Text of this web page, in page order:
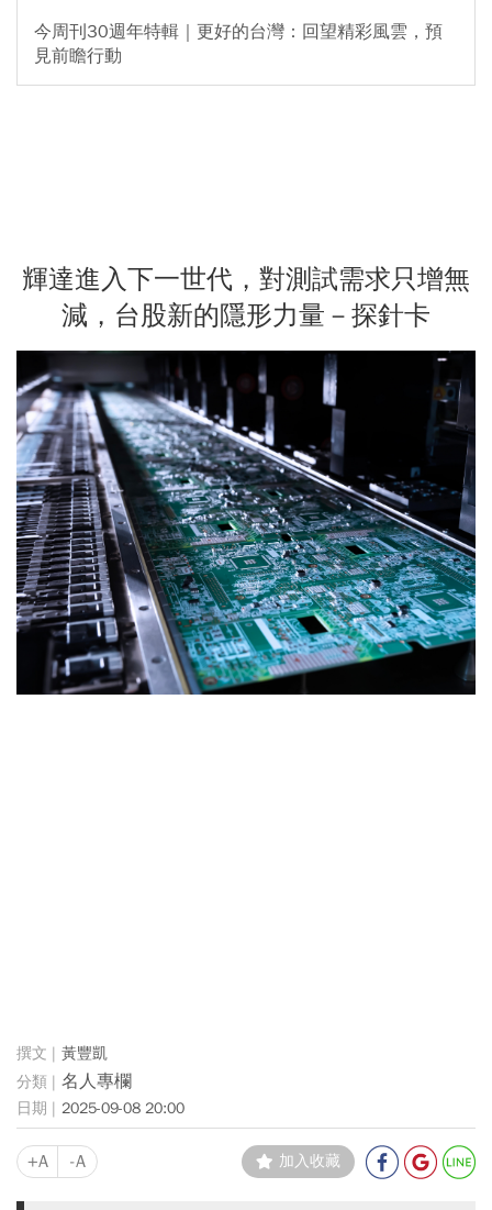
今周刊30週年特輯｜更好的台灣：回望精彩風雲，預
見前瞻行動
輝達進入下一世代，對測試需求只增無
減，台股新的隱形力量－探針卡
黃豐凱
名人專欄
2025-09-08 20:00
+A -A 加入收藏